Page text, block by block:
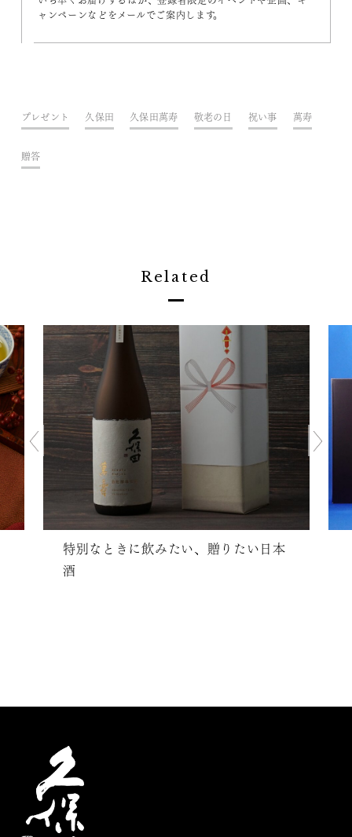
ャンペーンなどをメールでご案内します。
プレゼント 久保田 久保田萬寿 敬老の日 祝い事 萬寿
贈答
Related
特別なときに飲みたい、贈りたい日本
酒